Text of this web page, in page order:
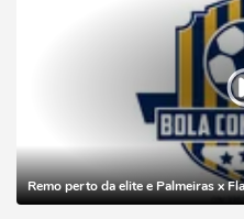
Remo perto da elite e Palmeiras x